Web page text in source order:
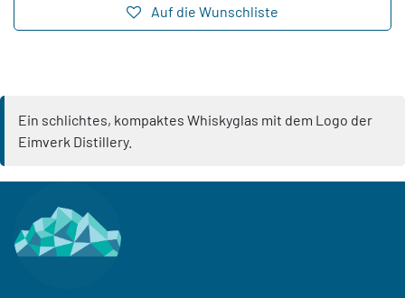
Auf die Wunschliste
Ein schlichtes, kompaktes Whiskyglas mit dem Logo der
Eimverk Distillery.